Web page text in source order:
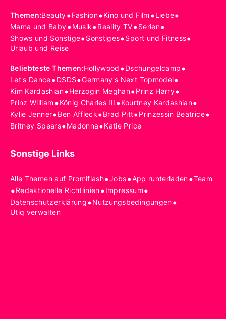
Themen:Beauty•Fashion•Kino und Film •Liebe•
Mama und Baby•Musik•Reality TV•Serien•
Shows und Sonstige•Sonstiges•Sport und Fitness•
Urlaub und Reise
Beliebteste Themen:Hollywood •Dschungelcamp•
Let's Dance•DSDS•Germany's Next Topmodel•
Kim Kardashian•Herzogin Meghan•Prinz Harry•
Prinz William •König Charles III •Kourtney Kardashian•
Kylie Jenner•Ben Affleck•Brad Pitt•Prinzessin Beatrice•
Britney Spears•Madonna•Katie Price
Sonstige Links
Alle Themen auf Promiflash•Jobs•App runterladen•Team
•Redaktionelle Richtlinien•Impressum•
Datenschutzerklärung•Nutzungsbedingungen•
Utiq verwalten